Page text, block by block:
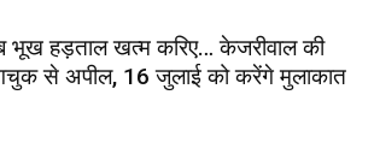
भूख हड़ताल खत्म करिए… केजरीवाल की
से अपील, 16 जुलाई को करेंगे मुलाकात